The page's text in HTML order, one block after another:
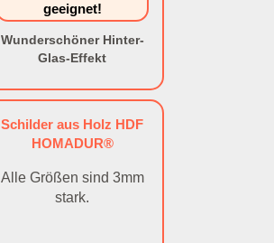
geeignet!
Wunderschöner Hinter-
Glas-Effekt
Schilder aus Holz HDF
HOMADUR®
Alle Größen sind 3mm
stark.